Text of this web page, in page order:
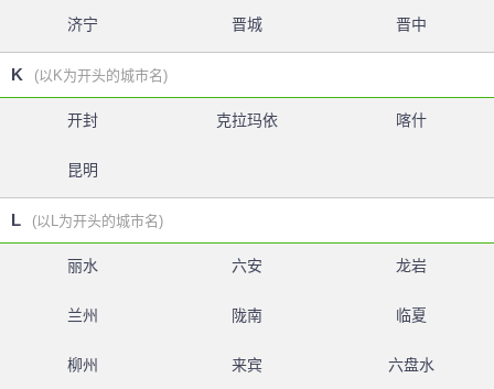
济宁 晋城 晋中
K (以K为开头的城市名)
开封 克拉玛依 喀什
昆明
L (以L为开头的城市名)
丽水 六安 龙岩
兰州 陇南 临夏
柳州 来宾 六盘水